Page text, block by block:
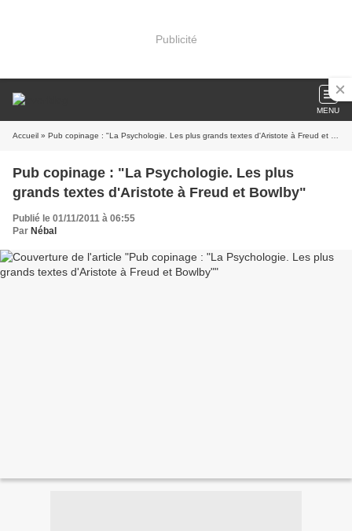
Publicité
MENU
Accueil » Pub copinage : "La Psychologie. Les plus grands textes d'Aristote à Freud et Bowlby"
Pub copinage : "La Psychologie. Les plus
grands textes d'Aristote à Freud et Bowlby"
Publié le 01/11/2011 à 06:55
Par Nébal